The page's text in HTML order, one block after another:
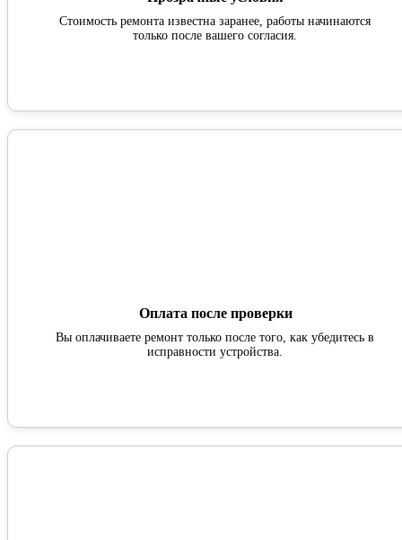
Стоимость ремонта известна заранее, работы начинаются
только после вашего согласия.
Оплата после проверки
Вы оплачиваете ремонт только после того, как убедитесь в
исправности устройства.